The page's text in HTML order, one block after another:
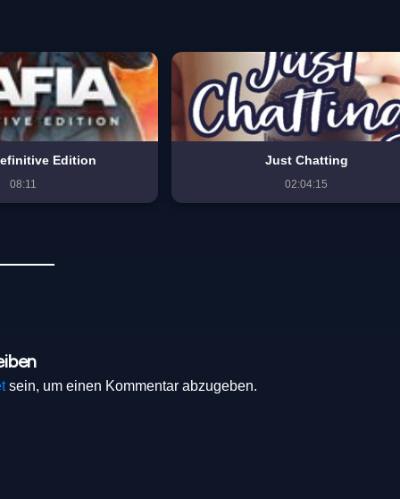
Edition
08:11
Just Chatting
02:04:15
sein, um einen Kommentar abzugeben.